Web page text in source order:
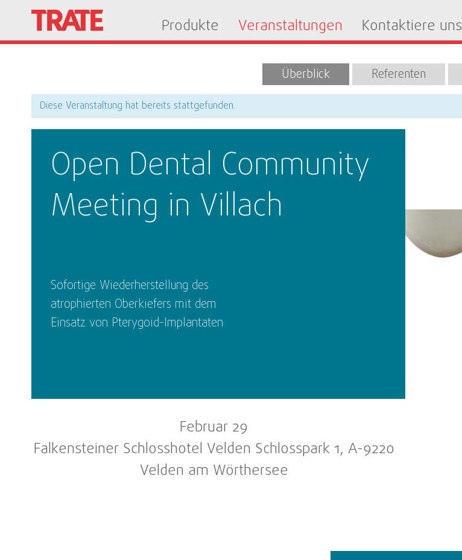
Produkte Veranstaltungen Kontaktiere uns
Überblick Referenten
Diese Veranstaltung hat bereits stattgefunden.
Open Dental Community
Meeting in Villach
Sofortige Wiederherstellung des
atrophierten Oberkiefers mit dem
Einsatz von Pterygoid-Implantaten
Februar 29
Falkensteiner Schlosshotel Velden Schlosspark 1, A-9220
Velden am Wörthersee